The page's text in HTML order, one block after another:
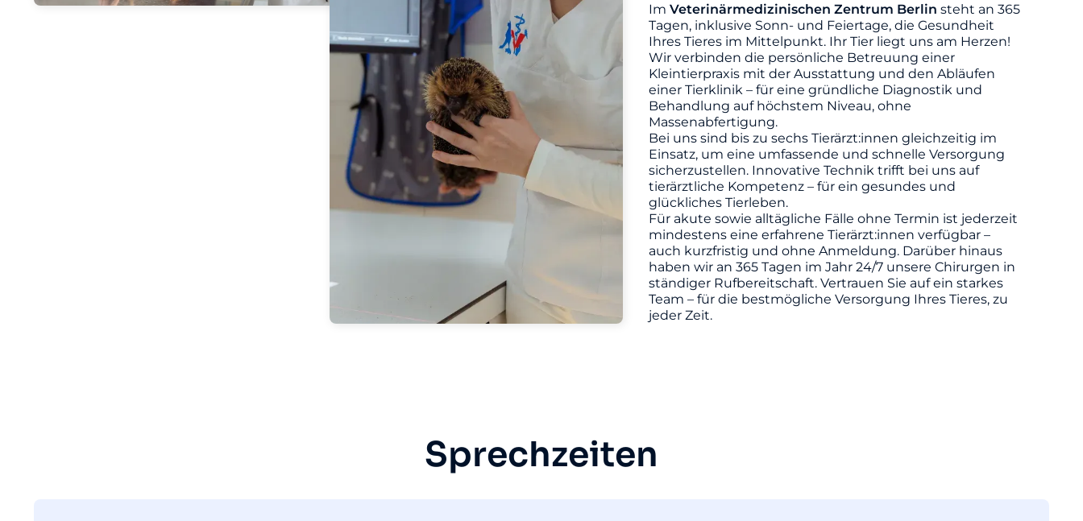
Im Veterinärmedizinischen Zentrum Berlin steht an 365
Tagen, inklusive Sonn- und Feiertage, die Gesundheit
Ihres Tieres im Mittelpunkt. Ihr Tier liegt uns am Herzen!
Wir verbinden die persönliche Betreuung einer
Kleintierpraxis mit der Ausstattung und den Abläufen
einer Tierklinik – für eine gründliche Diagnostik und
Behandlung auf höchstem Niveau, ohne
Massenabfertigung.
Bei uns sind bis zu sechs Tierärzt:innen gleichzeitig im
Einsatz, um eine umfassende und schnelle Versorgung
sicherzustellen. Innovative Technik trifft bei uns auf
tierärztliche Kompetenz – für ein gesundes und
glückliches Tierleben.
Für akute sowie alltägliche Fälle ohne Termin ist jederzeit
mindestens eine erfahrene Tierärzt:innen verfügbar –
auch kurzfristig und ohne Anmeldung. Darüber hinaus
haben wir an 365 Tagen im Jahr 24/7 unsere Chirurgen in
ständiger Rufbereitschaft. Vertrauen Sie auf ein starkes
Team – für die bestmögliche Versorgung Ihres Tieres, zu
jeder Zeit.
Sprechzeiten